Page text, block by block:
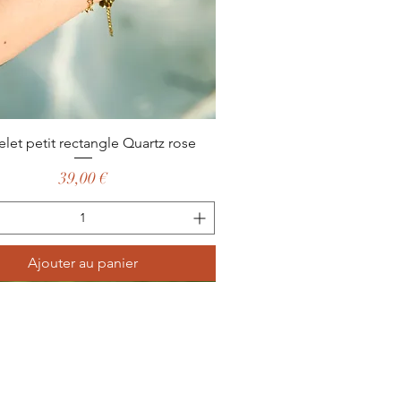
Aperçu rapide
petit rectangle Quartz rose
Prix
39,00 €
Ajouter au panier